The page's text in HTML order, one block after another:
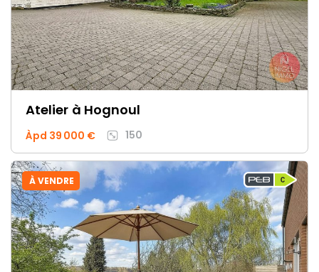
Atelier à Hognoul
Àpd 39 000 € 150
À VENDRE